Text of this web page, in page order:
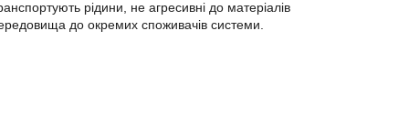
рідини, не агресивні до матеріалів
до окремих споживачів системи.